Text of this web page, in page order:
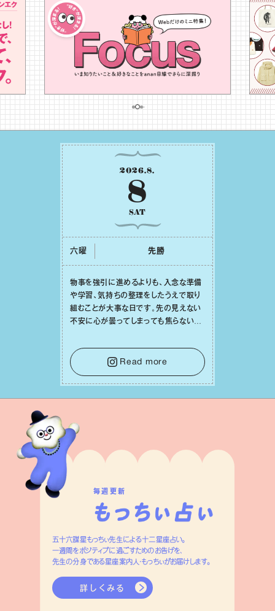
2026.8.
8
SAT
六曜 先勝
物事を強引に進めるよりも、⼊念な準備
や学習、気持ちの整理をしたうえで取り
組むことが⼤事な⽇です。先の⾒えない
不安に⼼が曇ってしまっても焦らない
⾝や疲れていそうな⼈をいたわることに
時間を使いましょう。ここでしっかりとエ
ネルギーを蓄え、困難を乗り越える⼒に
変えましょう。
Read more
毎週更新
五十六謀星もっちぃ先生による十二星座占い。
一週間をポジティブに過ごすためのお告げを、
先生の分身である星座案内人・もっちぃがお届けします。
詳しくみる